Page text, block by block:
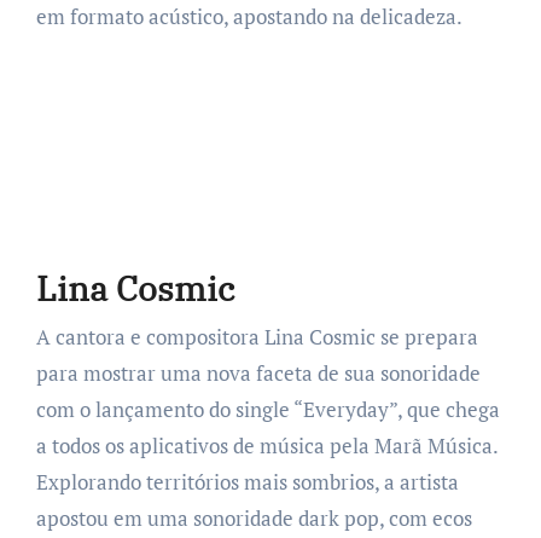
em formato acústico, apostando na delicadeza.
Lina Cosmic
A cantora e compositora Lina Cosmic se prepara
para mostrar uma nova faceta de sua sonoridade
com o lançamento do single “Everyday”, que chega
a todos os aplicativos de música pela Marã Música.
Explorando territórios mais sombrios, a artista
apostou em uma sonoridade dark pop, com ecos